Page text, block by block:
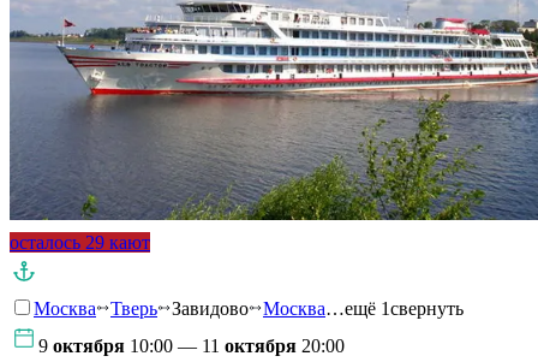
осталось 29 кают
Москва Тверь Завидово Москва…ещё 1свернуть
9 октября 10:00 — 11 октября 20:00